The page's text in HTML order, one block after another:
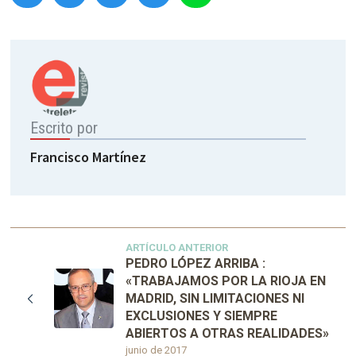
Escrito por
Francisco Martínez
ARTÍCULO ANTERIOR
junio de 2017
PEDRO LÓPEZ ARRIBA :
«TRABAJAMOS POR LA RIOJA EN
MADRID, SIN LIMITACIONES NI
EXCLUSIONES Y SIEMPRE
ABIERTOS A OTRAS REALIDADES»